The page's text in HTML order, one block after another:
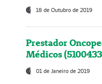
18 de Outubro de 2019
Prestador
Médicos
01 de Janeiro de 2019